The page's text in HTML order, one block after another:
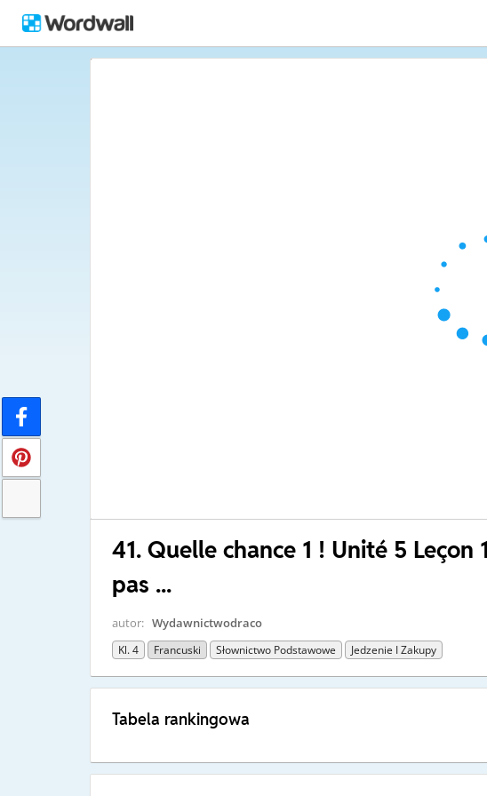
41. Quelle chance 1 ! Unité 5 Leçon
pas ...
autor: Wydawnictwodraco
Kl. 4 Francuski Słownictwo Podstawowe Jedzenie I Zakupy
Tabela rankingowa